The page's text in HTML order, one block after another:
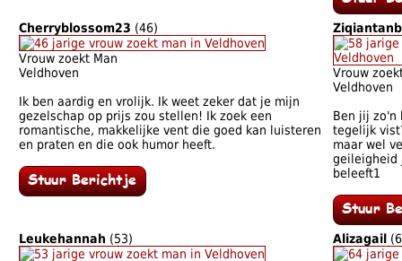
Cherryblossom23 (46)
Vrouw zoekt Man
Veldhoven
Ik ben aardig en vrolijk. Ik weet zeker dat je mijn
gezelschap op prijs zou stellen! Ik zoek een
romantische, makkelijke vent die goed kan luisteren
en praten en die ook humor heeft.
Vrouw
Veldhoven
Ben jij zo'n
tegelijk
maar wel
geileigheid
beleeft1
Leukehannah (53) Alizagail